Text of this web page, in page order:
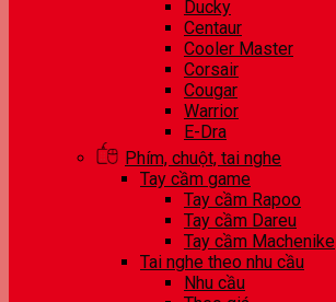
Ducky
Centaur
Cooler Master
Corsair
Cougar
Warrior
E-Dra
Phím, chuột, tai nghe
Tay cầm game
Tay cầm Rapoo
Tay cầm Dareu
Tay cầm Machenike
Tai nghe theo nhu cầu
Nhu cầu